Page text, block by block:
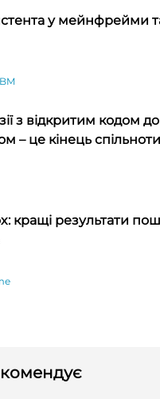
у мейнфрейми
з відкритим кодом до
– це кінець
кращі результати